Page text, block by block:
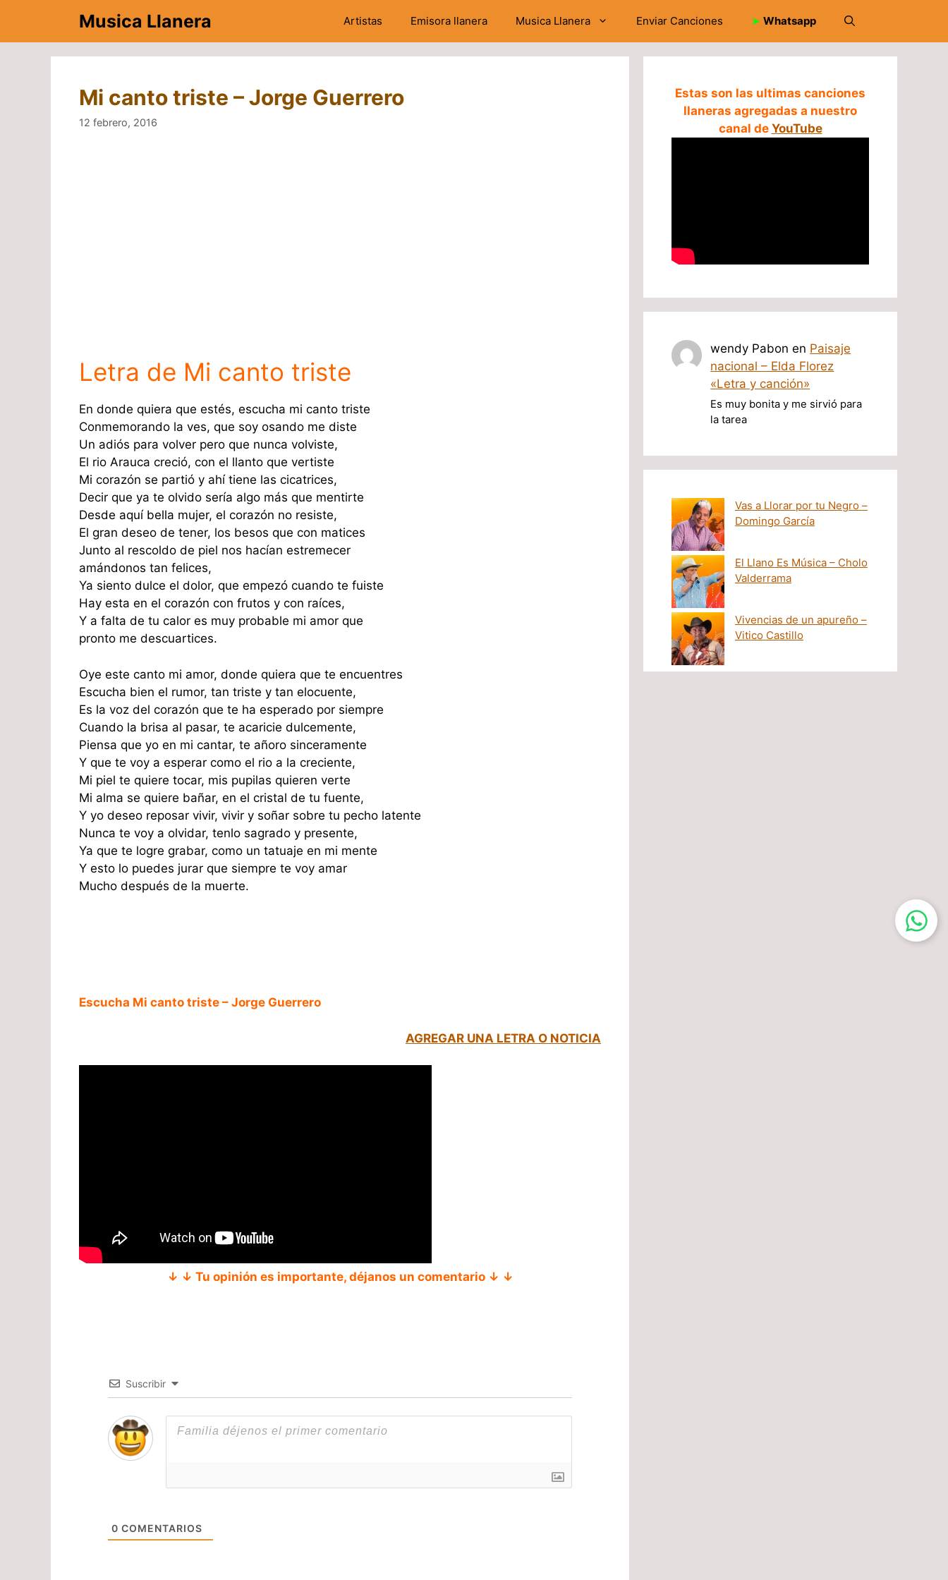
contenido
Musica Llanera Artistas Emisora llanera Musica Llanera Enviar Canciones ➤ Whatsapp
Mi canto triste – Jorge Guerrero
12 febrero, 2016
Letra de Mi canto triste
En donde quiera que estés, escucha mi canto triste
Conmemorando la ves, que soy osando me diste
Un adiós para volver pero que nunca volviste,
El rio Arauca creció, con el llanto que vertiste
Mi corazón se partió y ahí tiene las cicatrices,
Decir que ya te olvido sería algo más que mentirte
Desde aquí bella mujer, el corazón no resiste,
El gran deseo de tener, los besos que con matices
Junto al rescoldo de piel nos hacían estremecer
amándonos tan felices,
Ya siento dulce el dolor, que empezó cuando te fuiste
Hay esta en el corazón con frutos y con raíces,
Y a falta de tu calor es muy probable mi amor que
pronto me descuartices.
Oye este canto mi amor, donde quiera que te encuentres
Escucha bien el rumor, tan triste y tan elocuente,
Es la voz del corazón que te ha esperado por siempre
Cuando la brisa al pasar, te acaricie dulcemente,
Piensa que yo en mi cantar, te añoro sinceramente
Y que te voy a esperar como el rio a la creciente,
Mi piel te quiere tocar, mis pupilas quieren verte
Mi alma se quiere bañar, en el cristal de tu fuente,
Y yo deseo reposar vivir, vivir y soñar sobre tu pecho latente
Nunca te voy a olvidar, tenlo sagrado y presente,
Ya que te logre grabar, como un tatuaje en mi mente
Y esto lo puedes jurar que siempre te voy amar
Mucho después de la muerte.
Escucha Mi canto triste – Jorge Guerrero
AGREGAR UNA LETRA O NOTICIA
↓ ↓ Tu opinión es importante, déjanos un comentario ↓ ↓
Suscribir
0 COMENTARIOS
Estas son las ultimas canciones
llaneras agregadas a nuestro
canal de YouTube
wendy Pabon en Paisaje
nacional – Elda Florez
«Letra y canción»
Es muy bonita y me sirvió para
la tarea
Vas a Llorar por tu Negro –
Domingo García
El Llano Es Música – Cholo
Valderrama
Vivencias de un apureño –
Vitico Castillo